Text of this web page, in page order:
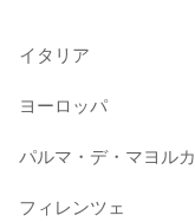
イタリア
ヨーロッパ
パルマ・デ・マヨルカ
フィレンツェ